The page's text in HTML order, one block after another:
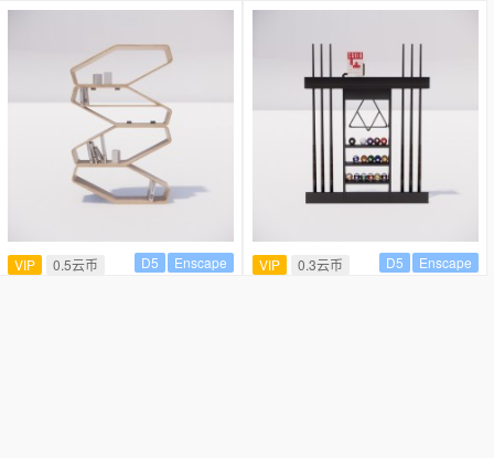
VIP 0.5云币 Enscape
D5 VIP 0.3云币 Enscape
D5